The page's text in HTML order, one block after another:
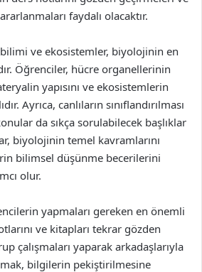
faydalı olacaktır.
bilimi ve ekosistemler, biyolojinin en
Öğrenciler, hücre organellerinin
yapısını ve ekosistemlerin
Ayrıca, canlıların sınıflandırılması
da sıkça sorulabilecek başlıklar
biyolojinin temel kavramlarını
bilimsel düşünme becerilerini
olur.
yapmaları gereken en önemli
ve kitapları tekrar gözden
çalışmaları yaparak arkadaşlarıyla
bilgilerin pekiştirilmesine